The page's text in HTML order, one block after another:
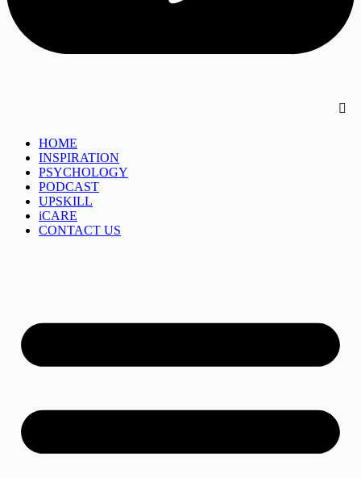
HOME
INSPIRATION
PSYCHOLOGY
PODCAST
UPSKILL
iCARE
CONTACT US